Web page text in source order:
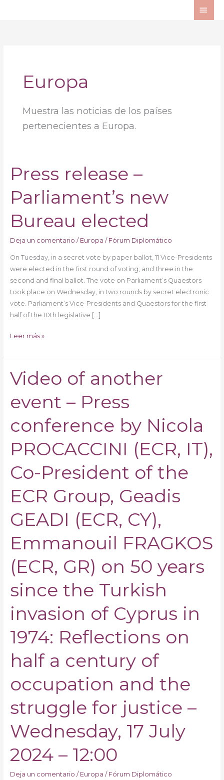
Europa
Muestra las noticias de los países
pertenecientes a Europa.
Press release –
Parliament’s new
Bureau elected
Deja un comentario / Europa / Fórum Diplomático
On Tuesday, in a secret vote by paper ballot, 11 Vice-Presidents
were elected in the first round of voting, and three in the
second and final ballot. The vote on Parliament’s Quaestors
took place on Wednesday, in two rounds by secret electronic
vote. Parliament’s Vice-Presidents and Quaestors for the first
half of the 10th legislative […]
Press
release
–
Parliament’s
new
Bureau
elected
Leer más »
Video of another
event – Press
conference by Nicola
PROCACCINI (ECR, IT),
Co-President of the
ECR Group, Geadis
GEADI (ECR, CY),
Emmanouil FRAGKOS
(ECR, GR) on 50 years
since the Turkish
invasion of Cyprus in
1974: Reflections on
half a century of
occupation and the
struggle for justice –
Wednesday, 17 July
2024 – 12:00
Deja un comentario / Europa / Fórum Diplomático
Video
of
event
Press
by
PROCACCINI
IT),
President
the
Group,
Geadis
GEADI
CY),
FRAGKOS
GR)
50
since
Turkish
invasion
of
Cyprus
in